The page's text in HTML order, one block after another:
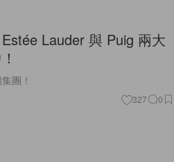
Lauder 與 Puig 兩大
團！
327 0